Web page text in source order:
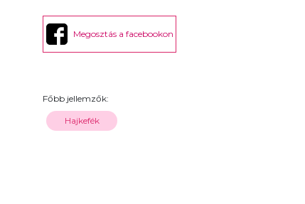
Megosztás a facebookon
Főbb jellemzők:
Hajkefék